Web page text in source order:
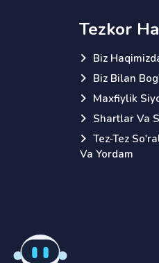
Tezkor
Biz
Biz Bilan
Maxfiylik
Shartlar Va
Tez-Tez
Va Yordam